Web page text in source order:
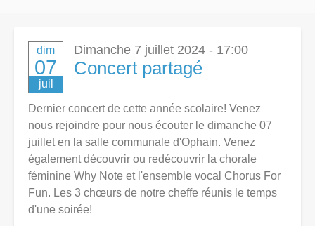
dim
07
juil
Dimanche 7 juillet 2024 - 17:00
Concert partagé
Dernier concert de cette année scolaire! Venez
nous rejoindre pour nous écouter le dimanche 07
juillet en la salle communale d'Ophain. Venez
également découvrir ou redécouvrir la chorale
féminine Why Note et l'ensemble vocal Chorus For
Fun. Les 3 chœurs de notre cheffe réunis le temps
d'une soirée!